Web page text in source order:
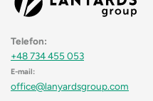
Telefon:
+48 734 455 053
E-mail:
office@lanyardsgroup.com